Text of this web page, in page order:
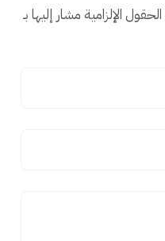
الحقول الإلزامية مشار إليها بـ